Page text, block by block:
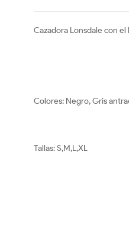
Cazadora Lonsdale con
Colores: Negro, Gris
Tallas: S,M,L,XL